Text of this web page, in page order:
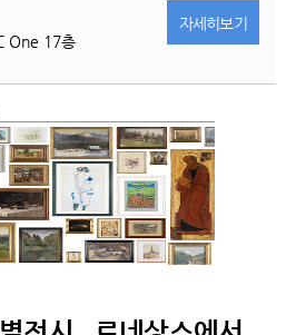
One 17층
자세히보기